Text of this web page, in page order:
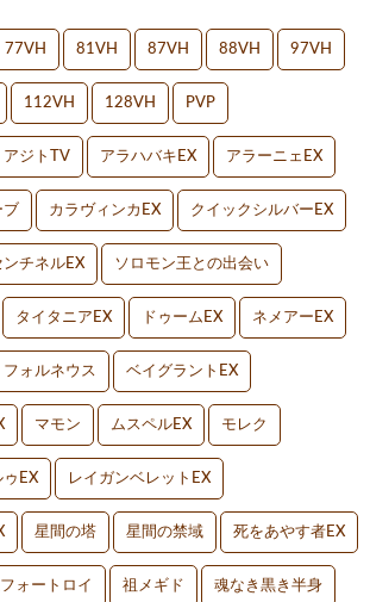
77VH 81VH 87VH 88VH 97VH
112VH 128VH PVP
アジトTV アラハバキEX アラーニェEX
ブ カラヴィンカEX クイックシルバーEX
ンチネルEX ソロモン王との出会い
タイタニアEX ドゥームEX ネメアーEX
フォルネウス ベイグラントEX
マモン ムスペルEX モレク
ゥEX レイガンベレットEX
星間の塔 星間の禁域 死をあやす者EX
ォートロイ 祖メギド 魂なき黒き半身